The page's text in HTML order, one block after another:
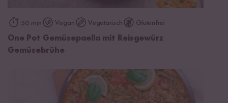
50 min Vegan Vegetarisch Glutenfrei
One Pot Gemüsepaella mit Reisgewürz
Gemüsebrühe